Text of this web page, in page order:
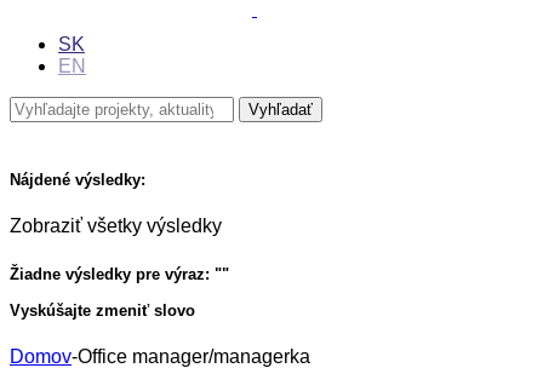
SK
EN
Nájdené výsledky:
Zobraziť všetky výsledky
Žiadne výsledky pre výraz: ""
Vyskúšajte zmeniť slovo
Domov-Office manager/managerka